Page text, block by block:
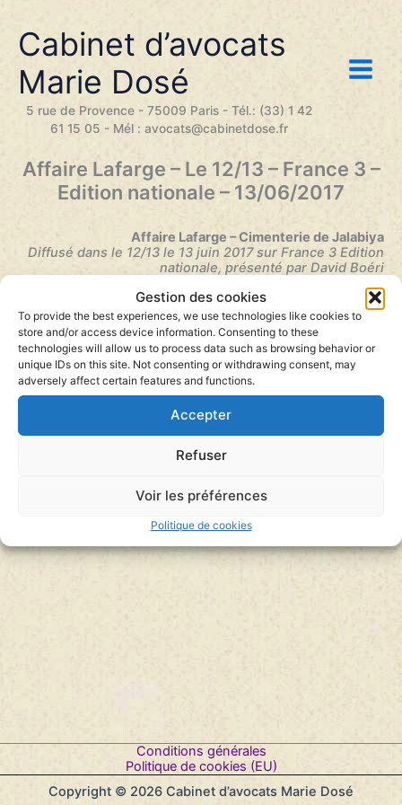
Gestion des cookies
To provide the best experiences, we use technologies like cookies to
store and/or access device information. Consenting to these
technologies will allow us to process data such as browsing behavior or
unique IDs on this site. Not consenting or withdrawing consent, may
adversely affect certain features and functions.
Accepter
Refuser
Voir les préférences
Politique de cookies
contenu
Cabinet d’avocats
Marie Dosé
5 rue de Provence - 75009 Paris - Tél.: (33) 1 42
61 15 05 - Mél : avocats@cabinetdose.fr
Affaire Lafarge – Le 12/13 – France 3 –
Edition nationale – 13/06/2017
Affaire Lafarge – Cimenterie de Jalabiya
Diffusé dans le 12/13 le 13 juin 2017 sur France 3 Edition
nationale, présenté par David Boéri
Conditions générales
Politique de cookies (EU)
Copyright © 2026 Cabinet d’avocats Marie Dosé